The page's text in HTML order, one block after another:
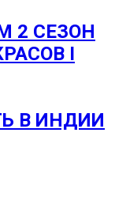
2 СЕЗОН
I
В ИНДИИ